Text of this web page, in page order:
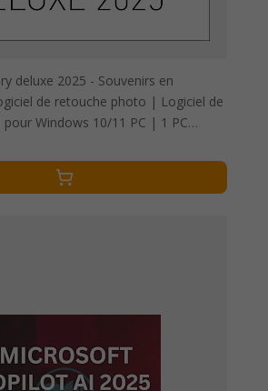
deluxe 2025 - Souvenirs en
de retouche photo | Logiciel de
Windows 10/11 PC | 1 PC
2 appareils